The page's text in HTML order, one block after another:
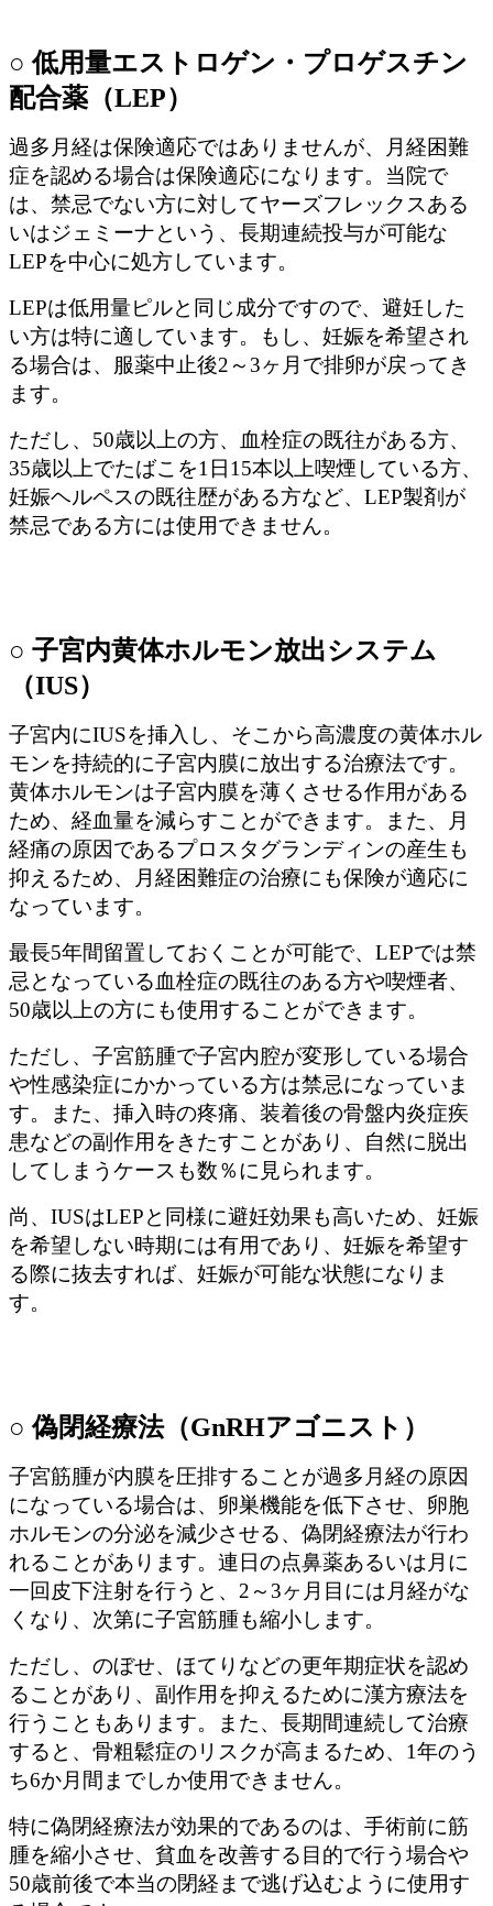
○ 低用量エストロゲン・プロゲスチン
配合薬（LEP）
過多月経は保険適応ではありませんが、月経困難
症を認める場合は保険適応になります。当院で
は、禁忌でない方に対してヤーズフレックスある
いはジェミーナという、長期連続投与が可能な
LEPを中心に処方しています。
LEPは低用量ピルと同じ成分ですので、避妊した
い方は特に適しています。もし、妊娠を希望され
る場合は、服薬中止後2～3ヶ月で排卵が戻ってき
ます。
ただし、50歳以上の方、血栓症の既往がある方、
35歳以上でたばこを1日15本以上喫煙している方、
妊娠ヘルペスの既往歴がある方など、LEP製剤が
禁忌である方には使用できません。
○ 子宮内黄体ホルモン放出システム
（IUS）
子宮内にIUSを挿入し、そこから高濃度の黄体ホル
モンを持続的に子宮内膜に放出する治療法です。
黄体ホルモンは子宮内膜を薄くさせる作用がある
ため、経血量を減らすことができます。また、月
経痛の原因であるプロスタグランディンの産生も
抑えるため、月経困難症の治療にも保険が適応に
なっています。
最長5年間留置しておくことが可能で、LEPでは禁
忌となっている血栓症の既往のある方や喫煙者、
50歳以上の方にも使用することができます。
ただし、子宮筋腫で子宮内腔が変形している場合
や性感染症にかかっている方は禁忌になっていま
す。また、挿入時の疼痛、装着後の骨盤内炎症疾
患などの副作用をきたすことがあり、自然に脱出
してしまうケースも数％に見られます。
尚、IUSはLEPと同様に避妊効果も高いため、妊娠
を希望しない時期には有用であり、妊娠を希望す
る際に抜去すれば、妊娠が可能な状態になりま
す。
○ 偽閉経療法（GnRHアゴニスト）
子宮筋腫が内膜を圧排することが過多月経の原因
になっている場合は、卵巣機能を低下させ、卵胞
ホルモンの分泌を減少させる、偽閉経療法が行わ
れることがあります。連日の点鼻薬あるいは月に
一回皮下注射を行うと、2～3ヶ月目には月経がな
くなり、次第に子宮筋腫も縮小します。
ただし、のぼせ、ほてりなどの更年期症状を認め
ることがあり、副作用を抑えるために漢方療法を
行うこともあります。また、長期間連続して治療
すると、骨粗鬆症のリスクが高まるため、1年のう
ち6か月間までしか使用できません。
特に偽閉経療法が効果的であるのは、手術前に筋
腫を縮小させ、貧血を改善する目的で行う場合や
50歳前後で本当の閉経まで逃げ込むように使用す